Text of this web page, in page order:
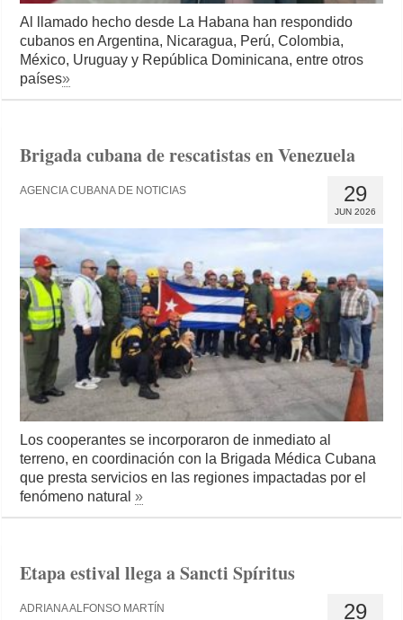
Al llamado hecho desde La Habana han respondido
cubanos en Argentina, Nicaragua, Perú, Colombia,
México, Uruguay y República Dominicana, entre otros
países»
Brigada cubana de rescatistas en Venezuela
29
JUN 2026
AGENCIA CUBANA DE NOTICIAS
Los cooperantes se incorporaron de inmediato al
terreno, en coordinación con la Brigada Médica Cubana
que presta servicios en las regiones impactadas por el
fenómeno natural»
Etapa estival llega a Sancti Spíritus
29
ADRIANA ALFONSO MARTÍN